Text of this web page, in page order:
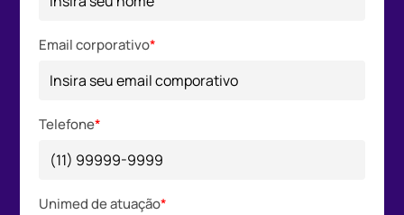
Email corporativo*
Telefone*
Unimed de atuação*